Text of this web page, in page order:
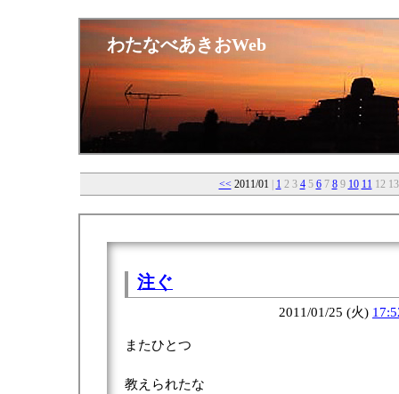
わたなべあきおWeb
<< 2011/01 1 2 3 45 67 89 10 11 12
注ぐ
2011/01/25 (火)
またひとつ
教えられたな